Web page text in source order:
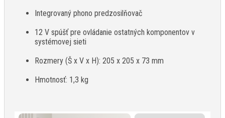
Integrovaný phono predzosilňovač
12 V spúšť pre ovládanie ostatných komponentov v
systémovej sieti
Rozmery (Š x V x H): 205 x 205 x 73 mm
Hmotnosť: 1,3 kg